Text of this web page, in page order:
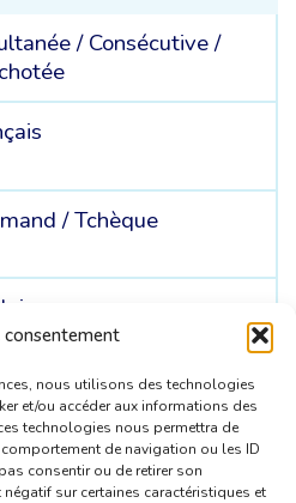
consentement
nous utilisons des technologies
et/ou accéder aux informations des
technologies nous permettra de
de navigation ou les ID
consentir ou de retirer son
sur certaines caractéristiques et
/Consécutive/
/Tchèque